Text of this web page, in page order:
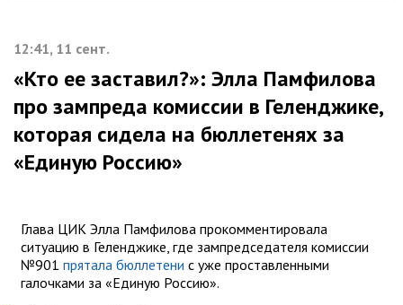
12:41, 11 сент.
«Кто ее заставил?»: Элла Памфилова
про зампреда комиссии в Геленджике,
которая сидела на бюллетенях за
«Единую Россию»
Глава ЦИК Элла Памфилова прокомментировала
ситуацию в Геленджике, где зампредседателя комиссии
№901 прятала бюллетени с уже проставленными
галочками за «Единую Россию».